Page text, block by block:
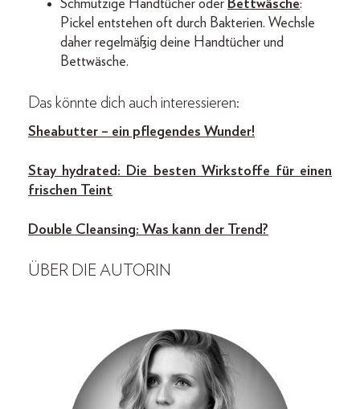
Schmutzige Handtücher oder Bettwäsche:
Pickel entstehen oft durch Bakterien. Wechsle
daher regelmäßig deine Handtücher und
Bettwäsche.
Das könnte dich auch interessieren:
Sheabutter – ein pflegendes Wunder!
Stay hydrated: Die besten Wirkstoffe für einen
frischen Teint
Double Cleansing: Was kann der Trend?
ÜBER DIE AUTORIN